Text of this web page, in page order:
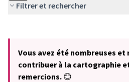
Filtrer et rechercher
−
Vous avez été nombreuses et
contribuer à la cartographie
remercions. 😊